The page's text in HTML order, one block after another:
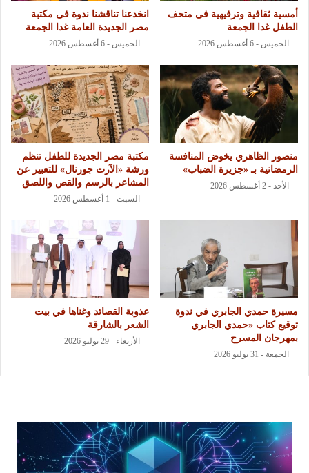
أمسية ثقافية وترفيهية فى متحف
الطفل غدا الجمعة
الخميس - 6 أغسطس 2026
انخدعنا تناقشنا ندوة فى مكتبة
مصر الجديدة العامة غدا الجمعة
الخميس - 6 أغسطس 2026
منصور الظاهري يخوض المنافسة
الرمضانية بـ «جزيرة الضباب»
الأحد - 2 أغسطس 2026
مكتبة مصر الجديدة للطفل تنظم
ورشة «الآرت جورنال» للتعبير عن
المشاعر بالرسم والقص واللصق
السبت - 1 أغسطس 2026
مسيرة حمدي الجابري في ندوة
توقيع كتاب «حمدي الجابري
بمهرجان المسرح
الجمعة - 31 يوليو 2026
عذوبة القصائد وغناها في بيت
الشعر بالشارقة
الأربعاء - 29 يوليو 2026